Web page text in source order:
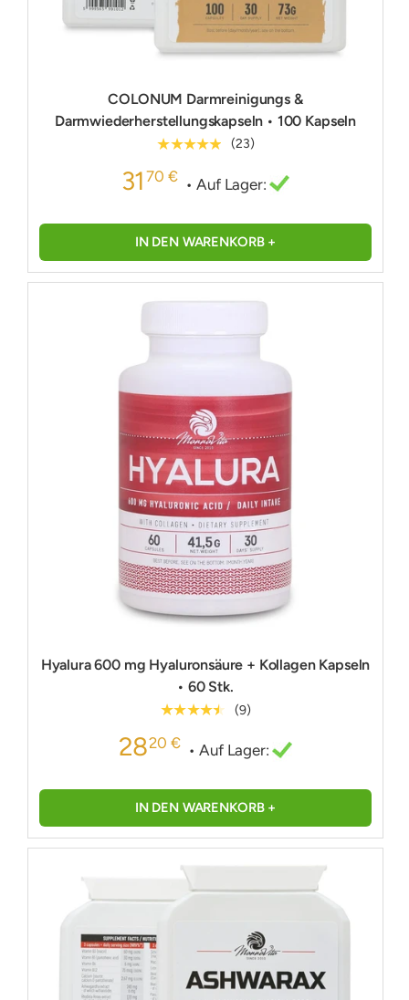
COLONUM Darmreinigungs &
Darmwiederherstellungskapseln • 100 Kapseln
★★★★★ (23)
31 70 € • Auf Lager:
IN DEN WARENKORB +
Hyalura 600 mg Hyaluronsäure + Kollagen Kapseln
• 60 Stk.
★★★★★ (9)
2820 € • Auf Lager:
IN DEN WARENKORB +